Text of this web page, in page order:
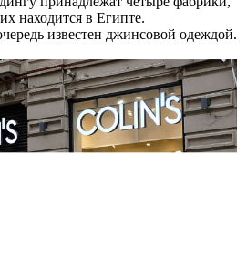
находится в Египте.
известен джинсовой одеждой.